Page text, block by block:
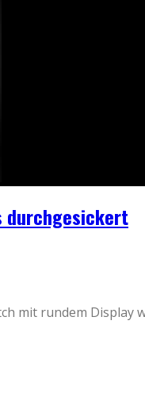
durchgesickert
mit rundem